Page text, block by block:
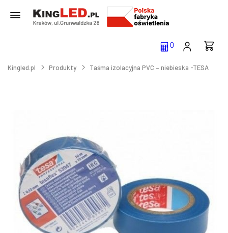
0
Kingled.pl Produkty Taśma izolacyjna PVC – niebieska -TESA